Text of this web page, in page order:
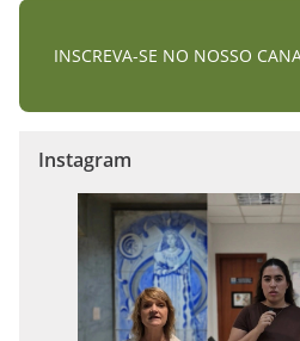
INSCREVA-SE NO NOSSO
Instagram